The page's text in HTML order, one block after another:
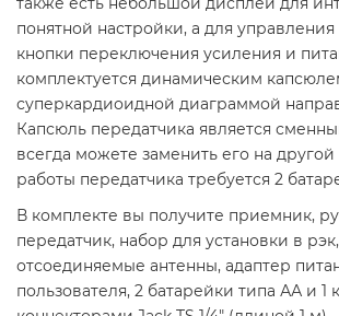
понятной настройки, а для
кнопки переключения усиления и
комплектуется динамическим
суперкардиоидной диаграммой
Капсюль передатчика является
всегда можете заменить его на другой
работы передатчика требуется 2
В комплекте вы получите приемник,
передатчик, набор для установки в
отсоединяемые антенны, адаптер
пользователя, 2 батарейки типа АА и 1